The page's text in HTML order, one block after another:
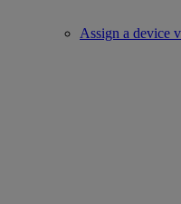
Assign a device